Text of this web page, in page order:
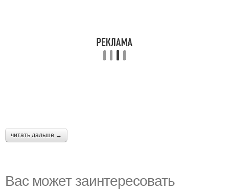
читать дальше →
Вас может заинтересовать